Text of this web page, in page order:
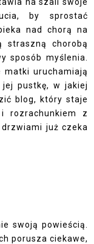
by sprostać
nad chorą na
straszną chorobą
sposób myślenia.
matki uruchamiają
jej pustkę, w jakiej
blog, który staje
rozrachunkiem z
już czeka
swoją powieścią.
porusza ciekawe,